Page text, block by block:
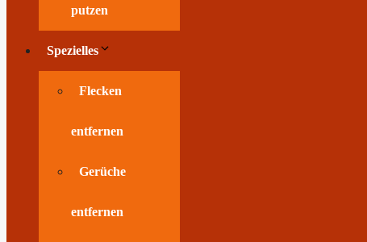
putzen
Spezielles
Flecken
entfernen
Gerüche
entfernen